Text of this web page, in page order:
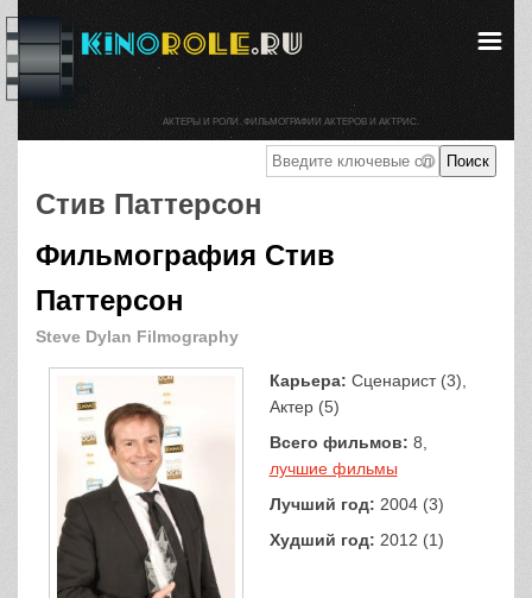
Стив Паттерсон
Фильмография Стив
Паттерсон
Steve Dylan Filmography
Карьера: Сценарист (3),
Актер (5)
Всего фильмов: 8,
лучшие фильмы
Лучший год: 2004 (3)
Худший год: 2012 (1)
АКТЕРЫ И РОЛИ. ФИЛЬМОГРАФИИ АКТЕРОВ И АКТРИС.